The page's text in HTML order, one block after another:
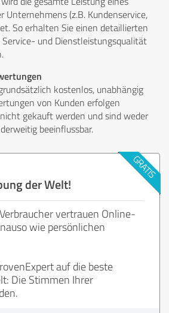
Unternehmens (z.B. Kundenservice,
So erhalten Sie einen detaillierten
Service- und Dienstleistungsqualität
kostenlos, unabhängig
von Kunden erfolgen
gekauft werden und sind weder
beeinflussbar.
der Welt!
vertrauen Online-
wie persönlichen
auf die beste
Die Stimmen Ihrer